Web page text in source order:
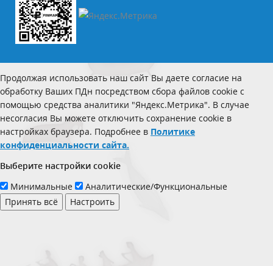
Продолжая использовать наш сайт Вы даете согласие на
обработку Ваших ПДн посредством сбора файлов cookie с
помощью средства аналитики "Яндекс.Метрика". В случае
несогласия Вы можете отключить сохранение cookie в
настройках браузера. Подробнее в Политике
конфиденциальности сайта.
Выберите настройки cookie
Минимальные
Аналитические/Функциональные
Принять всё
Настроить